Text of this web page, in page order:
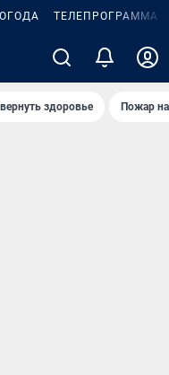
ТЕЛЕПРОГРАММА
здоровье Пожар